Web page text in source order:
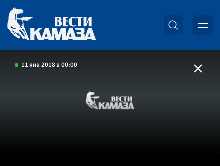
11 янв 2018 в 00:00